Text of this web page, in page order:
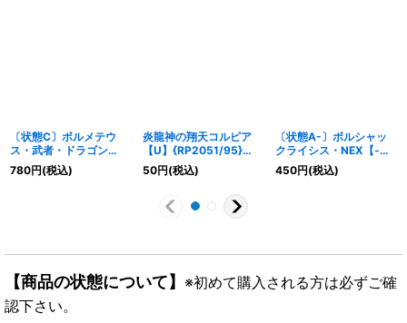
〔状態C〕ボルメテウ
ス・武者・ドラゴン
【SR】
{DMX19S37/???}
780円(税込)
炎龍神の翔天コルピア
【U】{RP2051/95}
《多》
50円(税込)
〔状態A-〕ボルシャッ
クライシス・NEX【-】
{EX1549/50}《火》
450円(税込)
【商品の状態について】 ※初めて購入される方は必ずご確
認下さい。